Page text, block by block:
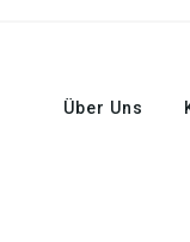
Über Uns